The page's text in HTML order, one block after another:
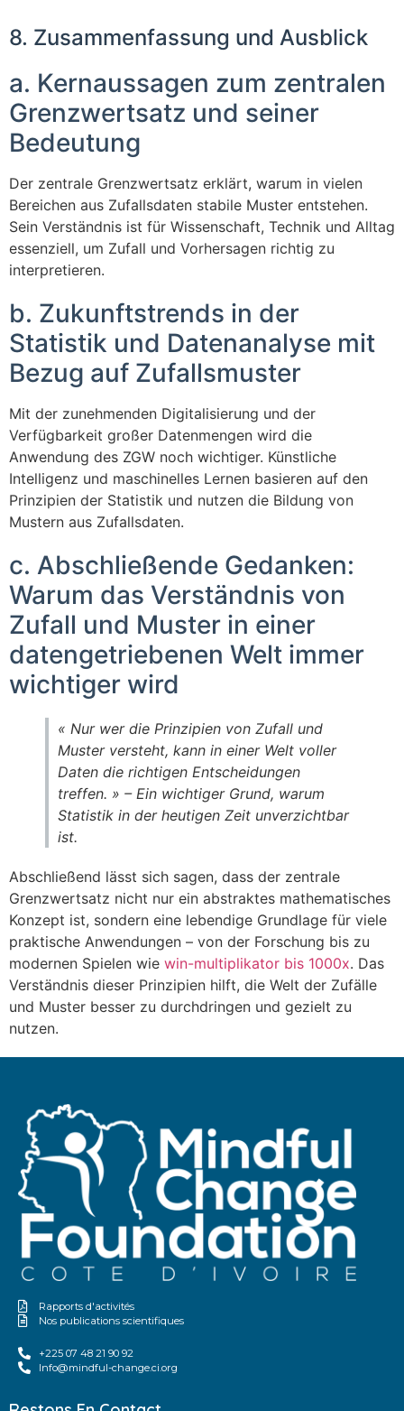
8. Zusammenfassung und Ausblick
a. Kernaussagen zum zentralen
Grenzwertsatz und seiner
Bedeutung
Der zentrale Grenzwertsatz erklärt, warum in vielen
Bereichen aus Zufallsdaten stabile Muster entstehen.
Sein Verständnis ist für Wissenschaft, Technik und Alltag
essenziell, um Zufall und Vorhersagen richtig zu
interpretieren.
b. Zukunftstrends in der
Statistik und Datenanalyse mit
Bezug auf Zufallsmuster
Mit der zunehmenden Digitalisierung und der
Verfügbarkeit großer Datenmengen wird die
Anwendung des ZGW noch wichtiger. Künstliche
Intelligenz und maschinelles Lernen basieren auf den
Prinzipien der Statistik und nutzen die Bildung von
Mustern aus Zufallsdaten.
c. Abschließende Gedanken:
Warum das Verständnis von
Zufall und Muster in einer
datengetriebenen Welt immer
wichtiger wird
« Nur wer die Prinzipien von Zufall und
Muster versteht, kann in einer Welt voller
Daten die richtigen Entscheidungen
treffen. » – Ein wichtiger Grund, warum
Statistik in der heutigen Zeit unverzichtbar
ist.
Abschließend lässt sich sagen, dass der zentrale
Grenzwertsatz nicht nur ein abstraktes mathematisches
Konzept ist, sondern eine lebendige Grundlage für viele
praktische Anwendungen – von der Forschung bis zu
modernen Spielen wie win-multiplikator bis 1000x. Das
Verständnis dieser Prinzipien hilft, die Welt der Zufälle
und Muster besser zu durchdringen und gezielt zu
nutzen.
Rapports d'activités
Nos publications scientifiques
+225 07 48 21 90 92
Info@mindful-change.ci.org